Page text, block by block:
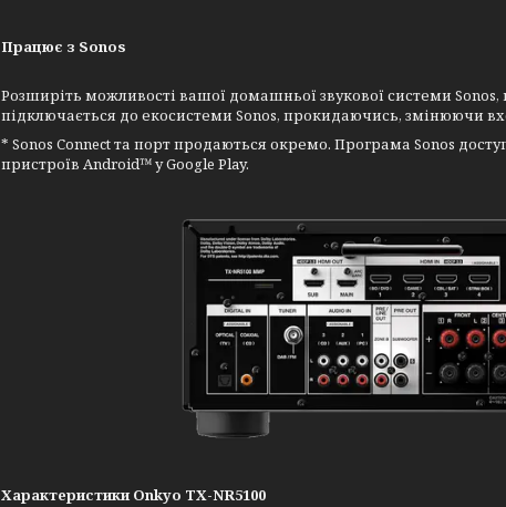
Працює з Sonos
Розширіть можливості вашої домашньої звукової системи
підключається до екосистеми Sonos, прокидаючись, змінюючи
* Sonos Connect та порт продаються окремо. Програма Sonos
пристроїв Android™ у Google Play.
Характеристики Onkyo TX-NR5100